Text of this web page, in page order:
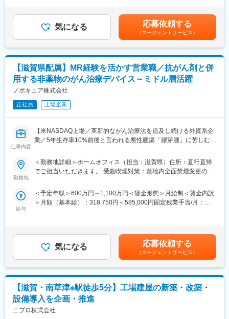
■当社の魅力：
◎当社は、景気の影響を受けにくい医療業界において、国内トッ
プクラスのシェアを誇る製品を複数展開しています。安定した事
業基盤のもと、腰を据えて長くキャリアを築ける環境です。
◎検査機器と体外診断薬の両方を自社で手がけるメーカーとし
て、日本国内にとどまらず世界100ヶ国以上で製品が使用されて
おり、グローバルに社会貢献できる事業を展開しています。
変更の範囲：会社の定める業務
・社内基幹システムや業務アプリケーションの設計、開発、運
用、保守
・PHP、CAKE PHP、Python、Html、Linux等を用いたプログラ
グ、業務フローや課題の整理、要件定義
・システム導入・運用後の効果検証および改善提案
・ITインフラ（ネットワーク・サーバー・セキュリティ等）の維
持管理
・若手エンジニアの育成やOJT指導、技術的なサポート
・IT全般に関するヘルプデスク対応や社員からの問い合わせ対応
■組織構成
ITエンジニアは現在2名体制（新卒3年目の若手社員）です。
経営層や現場との距離が近く、幅広い裁量で業務推進が可能で
す。自身の提案や行動が会社全体の成長に直結します。
■当社の特徴・魅力
同社は、医療用画像診断装置の中核部品「シンチレータ」の製造
の近さが特徴で、主体的に意見を言える環境が整っています。
安定した事業基盤のもと、ITによる業務変革・効率化に積極的に
変更の範囲：会社の定める業務
算賞与：会社の業績に応じ支給する場合あり賃金はあくまでも目
安の金額であり、選考を通じて上下する可能性があります。月給
(月額)は固定手当を含めた表記です。
気になる 応募依頼する
（エージェントサービス）
【滋賀県配属】MR経験を活かす営業職／抗がん剤と併
用する非薬物のがん治療デバイス～ミドル層活躍
ノボキュア株式会社
正社員 上場企業
仕事内容
【米NASDAQ上場／革新的ながん治療法を追及し続ける外資系企
業／5年生存率10%前後と言われる悪性腫瘍「膠芽腫」に苦しむ患
＼MR経験が活かせます／
これまでMRの方に多く入社頂いており、がん領域の最先端治療機
器（非侵襲デバイス）を保有しており、抗がん剤で効果が得られ
■業務内容：
・大学病院などに所属する医師に対して、実際の症例をベースに
した適切な情報提供・適正使用の推進
・医療機関との賃貸借契約の契約締結と与信管理
・医療機器に対して使用成績調査等のPMS業務
・治療開始時における機器の手配、医療機関や社内各部署との調
整
＜営業スタイル＞
勤務地
＜勤務地詳細＞ホームオフィス（担当：滋賀県）住所：直行直帰
でご担当いただきます。 受動喫煙対策：敷地内全面禁煙変更の範
給与
＜予定年収＞600万円～1,100万円＜賃金形態＞月給制＜賃金内訳
＞月額（基本給）：318,750円～585,000円固定残業手当/月：
賞与実績:前年度実績（年間給与の15％）賃金はあくまでも目安の
金額であり、選考を通じて上下する可能性があります。月給(月額)
は固定手当を含めた表記です。
気になる 応募依頼する
（エージェントサービス）
【滋賀・南草津※駅徒歩5分】工場建屋の新築・改築・
設備導入を企画・推進
ニプロ株式会社